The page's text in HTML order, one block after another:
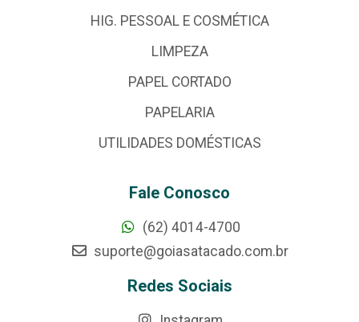
HIG. PESSOAL E COSMÉTICA
LIMPEZA
PAPEL CORTADO
PAPELARIA
UTILIDADES DOMÉSTICAS
Fale Conosco
(62) 4014-4700
suporte@goiasatacado.com.br
Redes Sociais